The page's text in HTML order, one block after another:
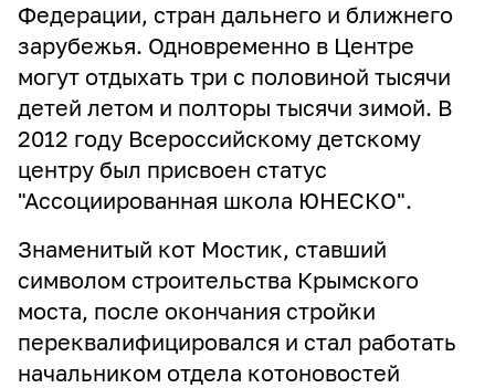
Федерации, стран дальнего и ближнего
зарубежья. Одновременно в Центре
могут отдыхать три с половиной тысячи
детей летом и полторы тысячи зимой. В
2012 году Всероссийскому детскому
центру был присвоен статус
"Ассоциированная школа ЮНЕСКО".
Знаменитый кот Мостик, ставший
символом строительства Крымского
моста, после окончания стройки
переквалифицировался и стал работать
начальником отдела котоновостей